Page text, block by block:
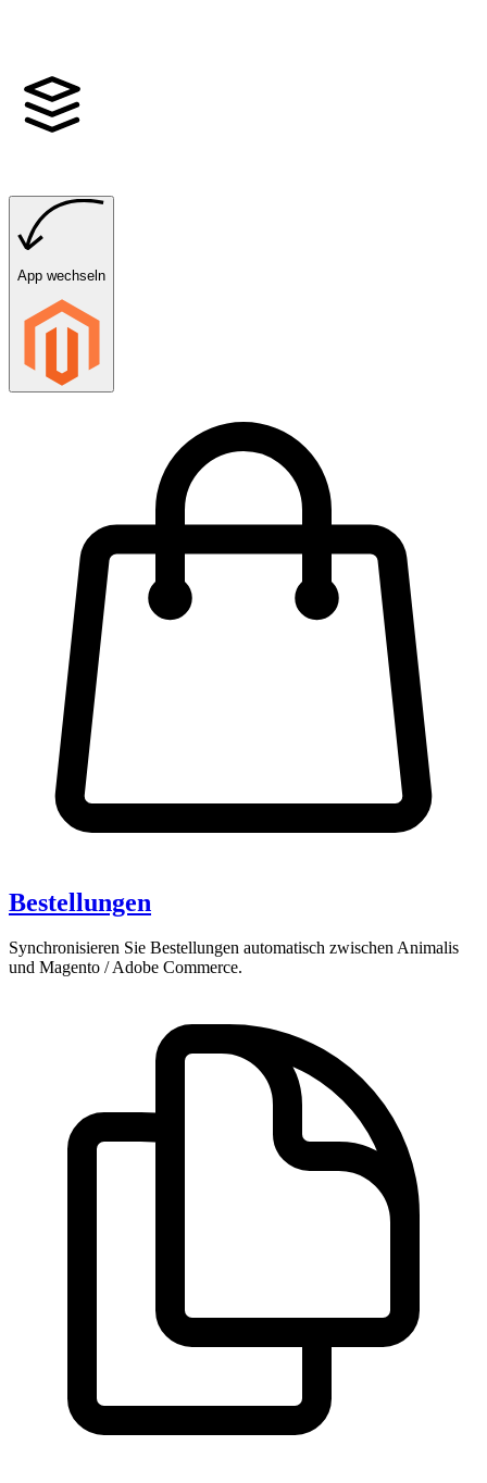
App wechseln
Bestellungen
Synchronisieren Sie Bestellungen automatisch zwischen Animalis
und Magento / Adobe Commerce.